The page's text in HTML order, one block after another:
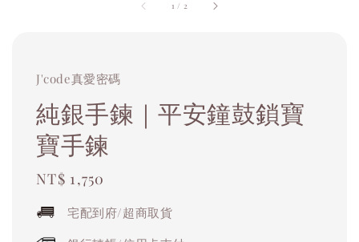
1 / 2
J'code真愛密碼
純銀手鍊｜平安鐘鼓鎖寶
寶手鍊
Regular
NT$ 1,750
宅配到府/超商取貨